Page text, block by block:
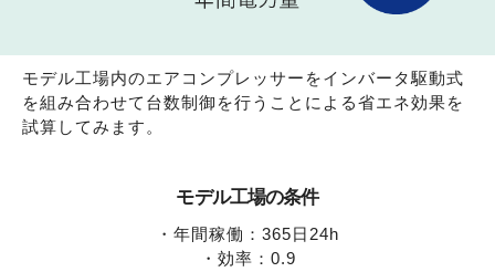
モデル工場内のエアコンプレッサーをインバータ駆動式
を組み合わせて 台数制御を行うことによる省エネ効果を
試算してみます。
モデル工場の条件
・年間稼働：365日24h
・効率：0.9